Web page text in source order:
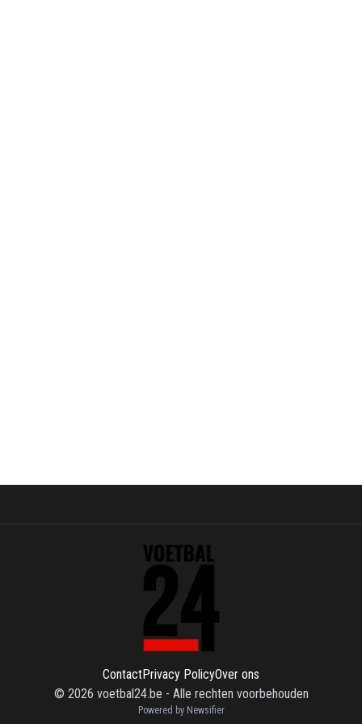
ContactPrivacy PolicyOver ons
© 2026 voetbal24.be - Alle rechten voorbehouden
Powered by Newsifier